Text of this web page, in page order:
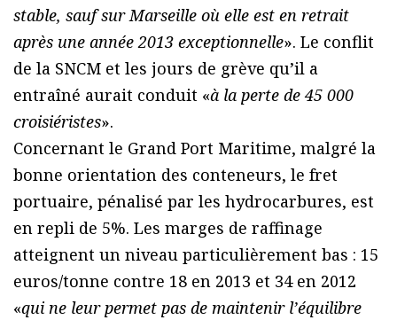
stable, sauf sur Marseille où elle est en retrait
après une année 2013 exceptionnelle». Le conflit
de la SNCM et les jours de grève qu’il a
entraîné aurait conduit «à la perte de 45 000
croisiéristes».
Concernant le Grand Port Maritime, malgré la
bonne orientation des conteneurs, le fret
portuaire, pénalisé par les hydrocarbures, est
en repli de 5%. Les marges de raffinage
atteignent un niveau particulièrement bas : 15
euros/tonne contre 18 en 2013 et 34 en 2012
«qui ne leur permet pas de maintenir l’équilibre